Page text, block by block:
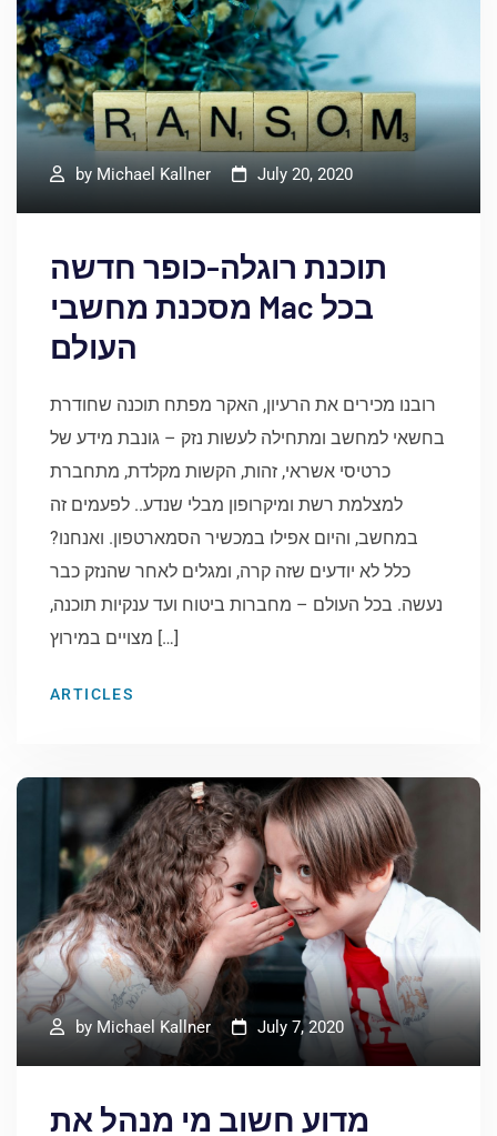
by Michael Kallner July 20, 2020
תוכנת רוגלה-כופר חדשה
מסכנת מחשבי Mac בכל
העולם
רובנו מכירים את הרעיון, האקר מפתח תוכנה שחודרת
בחשאי למחשב ומתחילה לעשות נזק – גונבת מידע של
כרטיסי אשראי, זהות, הקשות מקלדת, מתחברת
למצלמת רשת ומיקרופון מבלי שנדע.. לפעמים זה
במחשב, והיום אפילו במכשיר הסמארטפון. ואנחנו?
כלל לא יודעים שזה קרה, ומגלים לאחר שהנזק כבר
נעשה. בכל העולם – מחברות ביטוח ועד ענקיות תוכנה,
מצויים במירוץ […]
ARTICLES
by Michael Kallner July 7, 2020
מדוע חשוב מי מנהל את